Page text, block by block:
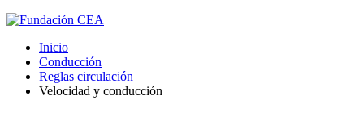
Inicio
Conducción
Reglas circulación
Velocidad y conducción